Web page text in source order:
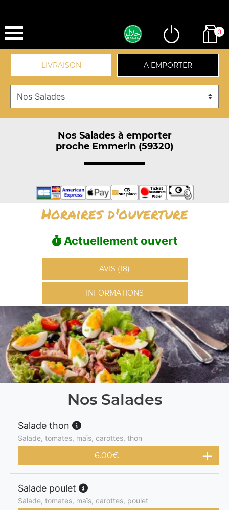
0
LIVRAISON A EMPORTER
Nos Salades à emporter
proche Emmerin (59320)
Horaires d'ouverture
Actuellement ouvert
AVIS (18)
INFORMATIONS
Nos Salades
Salade thon
Salade, tomates, maïs, carottes, thon
6.00€
Salade poulet
Salade, tomates, maïs, carottes, poulet